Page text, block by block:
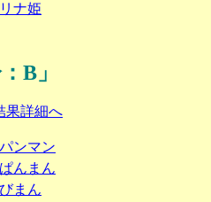
ナ姫
B」
果詳細へ
ンマン
んまん
まん